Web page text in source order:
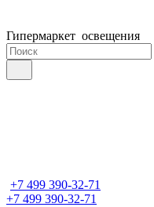
Гипермаркет освещения
+7 499 390-32-71
+7 499 390-32-71